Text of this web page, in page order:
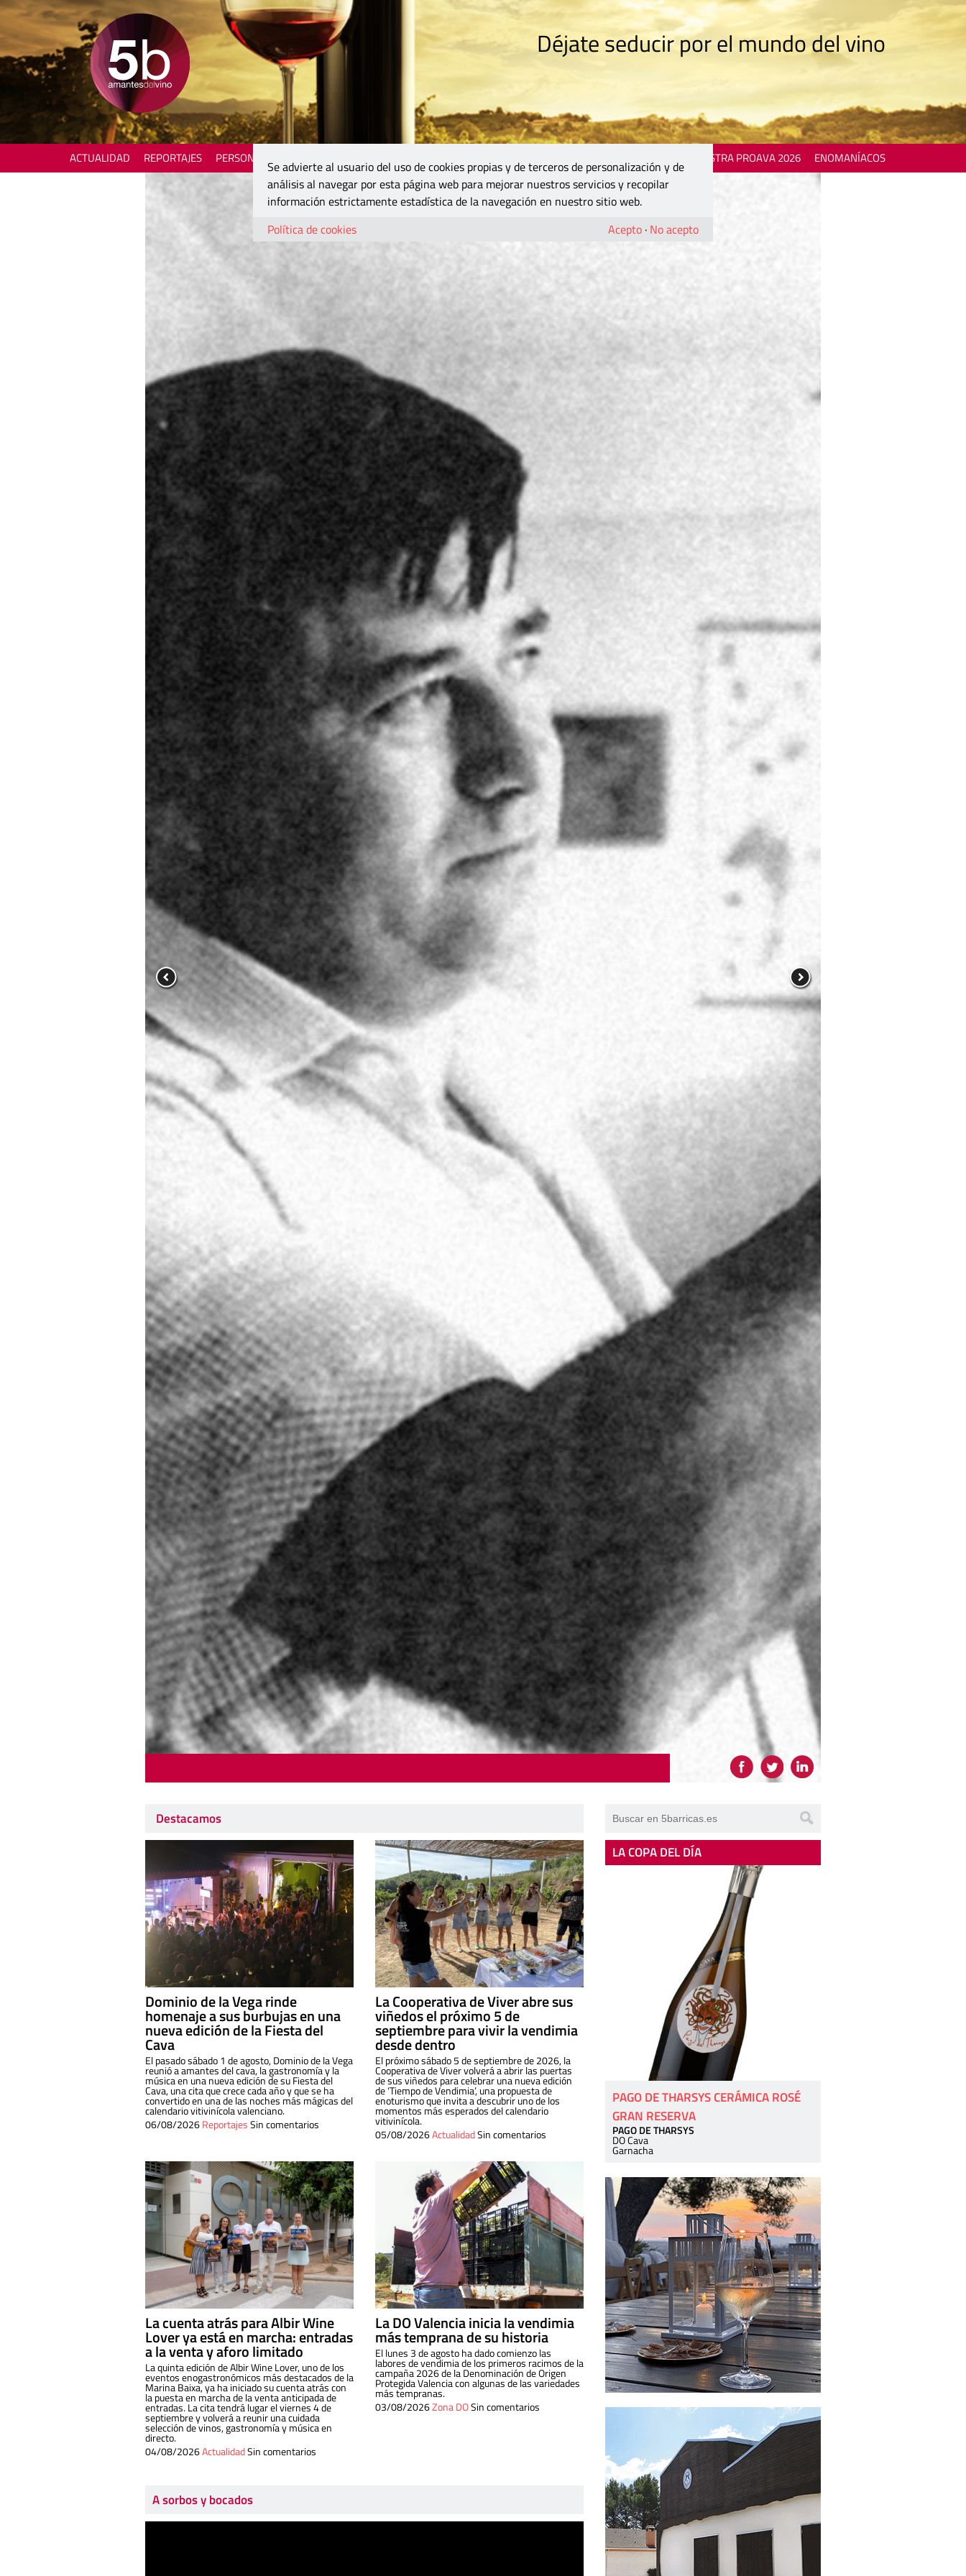
Déjate seducir por el mundo del vino
ACTUALIDAD REPORTAJES PERSONAJES MOSTRA PROAVA 2026 ENOMANÍACOS
Destacamos
Dominio de la Vega rinde
homenaje a sus burbujas en una
nueva edición de la Fiesta del
Cava
El pasado sábado 1 de agosto, Dominio de la Vega
reunió a amantes del cava, la gastronomía y la
música en una nueva edición de su Fiesta del
Cava, una cita que crece cada año y que se ha
convertido en una de las noches más mágicas del
calendario vitivinícola valenciano.
06/08/2026ReportajesSin comentarios
La Cooperativa de Viver abre sus
viñedos el próximo 5 de
septiembre para vivir la vendimia
desde dentro
El próximo sábado 5 de septiembre de 2026, la
Cooperativa de Viver volverá a abrir las puertas
de sus viñedos para celebrar una nueva edición
de ‘Tiempo de Vendimia’, una propuesta de
enoturismo que invita a descubrir uno de los
momentos más esperados del calendario
vitivinícola.
05/08/2026ActualidadSin comentarios
La cuenta atrás para Albir Wine
Lover ya está en marcha: entradas
a la venta y aforo limitado
La quinta edición de Albir Wine Lover, uno de los
eventos enogastronómicos más destacados de la
Marina Baixa, ya ha iniciado su cuenta atrás con
la puesta en marcha de la venta anticipada de
entradas. La cita tendrá lugar el viernes 4 de
septiembre y volverá a reunir una cuidada
selección de vinos, gastronomía y música en
directo.
04/08/2026ActualidadSin comentarios
La DO Valencia inicia la vendimia
más temprana de su historia
El lunes 3 de agosto ha dado comienzo las
labores de vendimia de los primeros racimos de la
campaña 2026 de la Denominación de Origen
Protegida Valencia con algunas de las variedades
más tempranas.
03/08/2026Zona DOSin comentarios
A sorbos y bocados
LA COPA DEL DÍA
PAGO DE THARSYS CERÁMICA ROSÉ
GRAN RESERVA
PAGO DE THARSYS
DO Cava
Garnacha
Se advierte al usuario del uso de cookies propias y de terceros de personalización y de
análisis al navegar por esta página web para mejorar nuestros servicios y recopilar
información estrictamente estadística de la navegación en nuestro sitio web.
Política de cookies
Acepto · No acepto